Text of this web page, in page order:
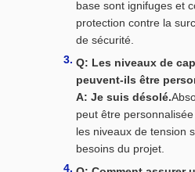
base sont ignifuges et
protection contre la
de sécurité.
Q: Les niveaux de
peuvent-ils être
A: Je suis désolé.
peut être
les niveaux de tension
besoins du projet.